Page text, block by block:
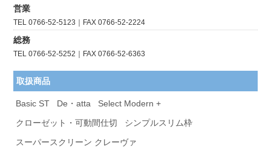
営業
TEL 0766-52-5123｜FAX 0766-52-2224
総務
TEL 0766-52-5252｜FAX 0766-52-6363
取扱商品
Basic ST De・atta
Select Modern +
クローゼット・可動間仕切
シンプルスリム枠
スーパースクリーン クレーヴァ